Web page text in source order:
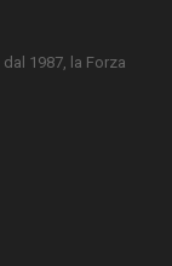
dal 1987, la Forza